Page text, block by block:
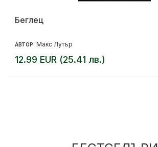
Беглец
АВТОР: Макс Лутър
12.99 EUR (25.41 лв.)